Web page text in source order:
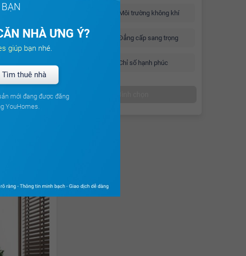
Môi trường không khí
Đẳng cấp sang trọng
Chỉ số hạnh phúc
ăn. Giúp
gạch
NHÀ ƯNG Ý?
giúp bạn nhé.
Tìm thuê nhà
mới đang được đăng
YouHomes.